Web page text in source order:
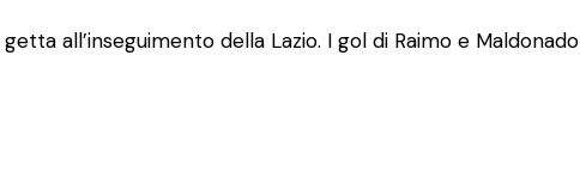
all’inseguimento della Lazio. I gol di Raimo e Maldonado